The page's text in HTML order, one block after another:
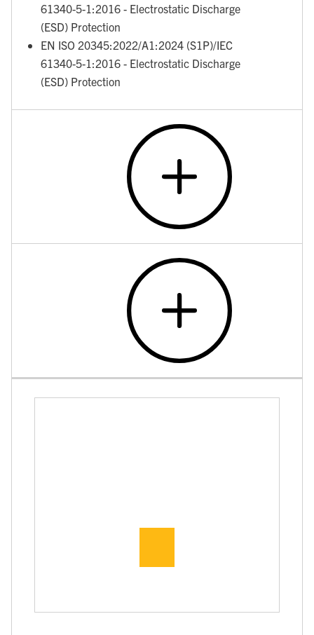
61340-5-1:2016 - Electrostatic Discharge
(ESD) Protection
EN ISO 20345:2022/A1:2024 (S1P)/IEC
61340-5-1:2016 - Electrostatic Discharge
(ESD) Protection